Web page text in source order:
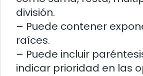
división.
– Puede contener
raíces.
– Puede incluir
indicar prioridad en las